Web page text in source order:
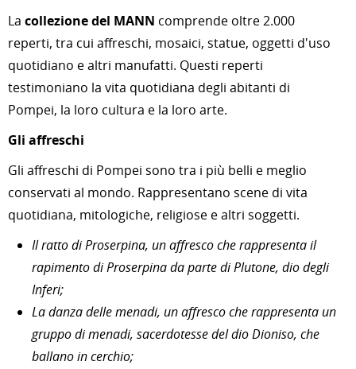
La collezione del MANN comprende oltre 2.000
reperti, tra cui affreschi, mosaici, statue, oggetti d'uso
quotidiano e altri manufatti. Questi reperti
testimoniano la vita quotidiana degli abitanti di
Pompei, la loro cultura e la loro arte.
Gli affreschi
Gli affreschi di Pompei sono tra i più belli e meglio
conservati al mondo. Rappresentano scene di vita
quotidiana, mitologiche, religiose e altri soggetti.
Il ratto di Proserpina, un affresco che rappresenta il
rapimento di Proserpina da parte di Plutone, dio degli
Inferi;
La danza delle menadi, un affresco che rappresenta un
gruppo di menadi, sacerdotesse del dio Dioniso, che
ballano in cerchio;